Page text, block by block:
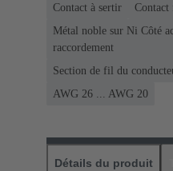
Contact à sertir Contact
Métal noble sur Ni Côté
raccordement
Section de fil du
AWG 26 ... AWG 20
Détails du produit